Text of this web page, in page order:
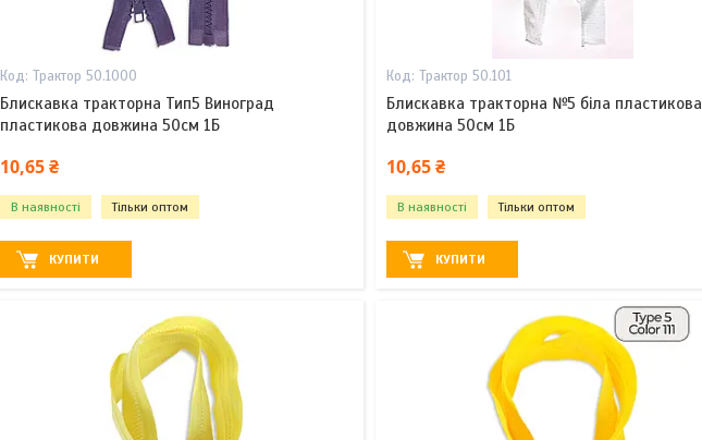
Трактор 50.1000
Блискавка тракторна Тип5 Виноград
пластикова довжина 50см 1Б
10,65 ₴
В наявності Тільки оптом
КУПИТИ
Трактор 50.101
Блискавка тракторна №5 біла пластикова
довжина 50см 1Б
10,65 ₴
В наявності Тільки оптом
КУПИТИ